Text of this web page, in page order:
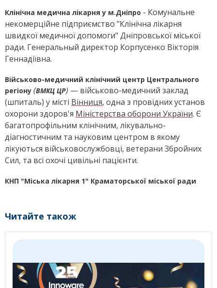
Клінічна медична лікарня у м.Дніпро - Комунальне
некомерційне підприємство "Клінічна лікарня
швидкої медичної допомоги" Дніпровської міської
ради. Генеральный директор Корпусенко Вікторія
Геннадіївна.
Військово-медичний клінічний центр Центрального
регіону (ВМКЦ ЦР) — військово-медичний заклад
(шпиталь) у місті Вінниця, одна з провідних установ
охорони здоров'я Міністерства оборони України. Є
багатопрофільним клінічним, лікувально-
діагностичним та науковим центром в якому
лікуються військовослужбовці, ветерани Збройних
Сил, та всі охочі цивільні пацієнти.
КНП "Міська лікарня 1" Краматорської міської ради
Читайте також